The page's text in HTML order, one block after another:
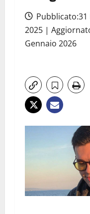
2025 |
Gennaio 2026